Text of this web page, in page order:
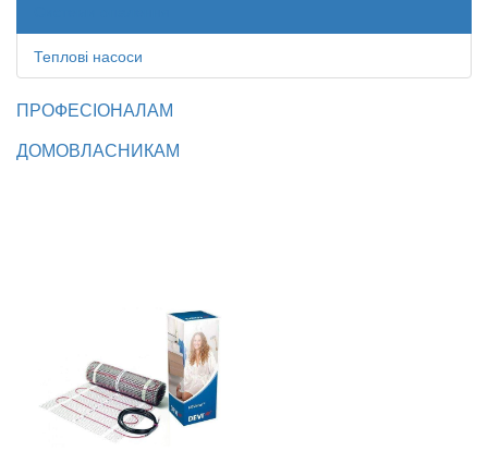
Теплові насоси
ПРОФЕСІОНАЛАМ
ДОМОВЛАСНИКАМ